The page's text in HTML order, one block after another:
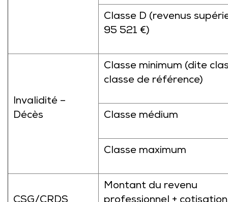
Classe D (revenus
95 521 €)
Invalidité –
Décès
Classe minimum (dite
classe de référence)
Classe médium
Classe maximum
Montant du revenu